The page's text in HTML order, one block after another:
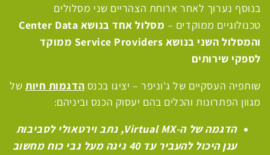
בנוסף נערוך לאחר ארוחת הצהריים שני מסלולים
טכנולוגיים ממוקדים – מסלול אחד בנושא Data
Center
והמסלול השני בנושא Service Providers ממוקד
לספקי שירותים
שותפיה העסקיים של ג'וניפר – יציגו בכנס הדגמות חיות של
מגוון הפתרונות והכלים בהם יעסוק הכנס וביניהם:
הדגמה של ה-Virtual MX, נתב וירטאולי לסביבות
ענן היכול להעביר עד 40 גיגה מעל גבי כוח מחשוב